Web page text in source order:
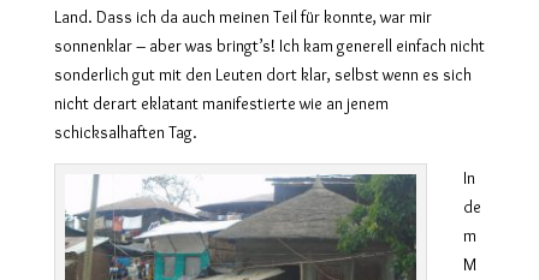
Land. Dass ich da auch meinen Teil für konnte, war mir
sonnenklar – aber was bringt’s! Ich kam generell einfach nicht
sonderlich gut mit den Leuten dort klar, selbst wenn es sich
nicht derart eklatant manifestierte wie an jenem
schicksalhaften Tag.
In
de
m
M